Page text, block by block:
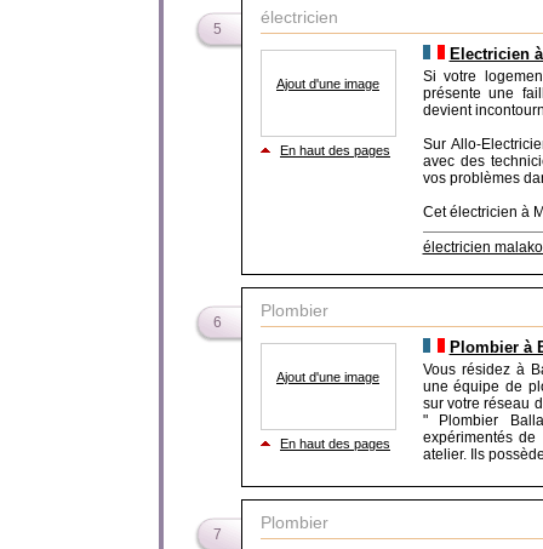
5
électricien
Ajout d'une image
En haut des pages
Electricien
Si votre
présente une
devient
Sur Allo-
avec des
vos problèmes
Cet électricien à
électricien
6
Plombier
Ajout d'une image
En haut des pages
Plombier à
Vous résidez à
une équipe de
sur votre réseau
" Plombier
expérimentés
atelier. Ils
7
Plombier